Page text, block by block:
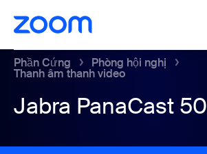
đến nội dung chính
trò chuyện trợ giúp
Phần Cứng Phòng hội nghị
Thanh âm thanh video
Jabra PanaCast 50